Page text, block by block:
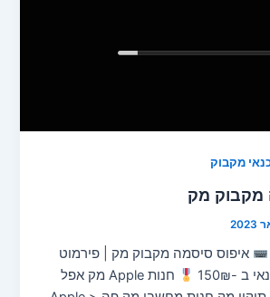
מקבוק
מקבוק מק
איפוס סיסמה מקבוק מק | פירמוט
ב -150₪
חנות Apple מק אפל